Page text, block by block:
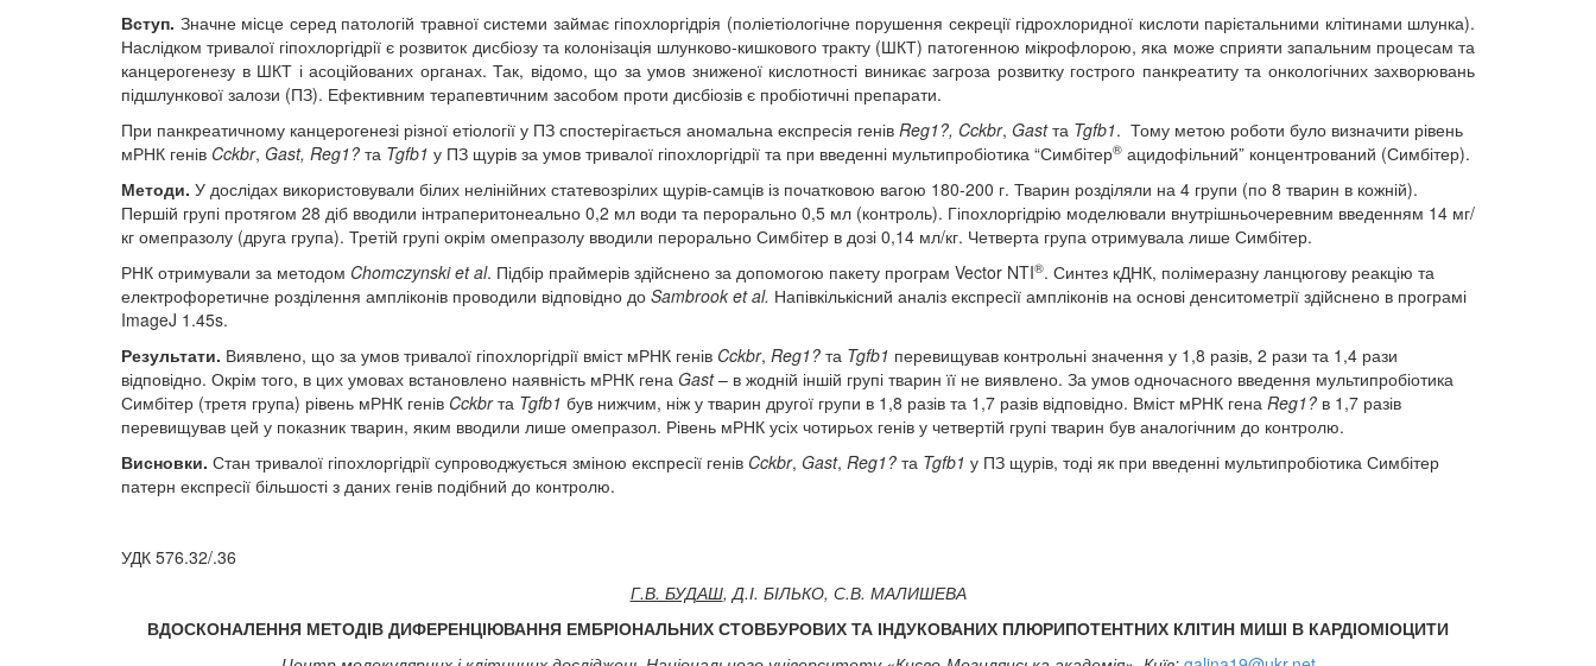
Вступ. Значне місце серед патологій травної системи займає гіпохлоргідрія (поліетіологічне порушення секреції гідрохлоридної кислоти парієтальними клітинами шлунка).
Наслідком тривалої гіпохлоргідрії є розвиток дисбіозу та колонізація шлунково-кишкового тракту (ШКТ) патогенною мікрофлорою, яка може сприяти запальним процесам та
канцерогенезу в ШКТ і асоційованих органах. Так, відомо, що за умов зниженої кислотності виникає загроза розвитку гострого панкреатиту та онкологічних захворювань
підшлункової залози (ПЗ). Ефективним терапевтичним засобом проти дисбіозів є пробіотичні препарати.
При панкреатичному канцерогенезі різної етіології у ПЗ спостерігається аномальна експресія генів Reg1?, Cckbr, Gastта Tgfb1. Тому метою роботи було визначити рівень
мРНК генів Cckbr, Gast, Reg1? та Tgfb1 у ПЗ щурів за умов тривалої гіпохлоргідрії та при введенні мультипробіотика “Симбітер® ацидофільний” концентрований (Симбітер).
Методи. У дослідах використовували білих нелінійних статевозрілих щурів-самців із початковою вагою 180-200 г. Тварин розділяли на 4 групи (по 8 тварин в кожній).
Першій групі протягом 28 діб вводили інтраперитонеально 0,2 мл води та перорально 0,5 мл (контроль). Гіпохлоргідрію моделювали внутрішньочеревним введенням 14 мг/
кг омепразолу (друга група). Третій групі окрім омепразолу вводили перорально Симбітер в дозі 0,14 мл/кг. Четверта група отримувала лише Симбітер.
РНК отримували за методом Chomczynski et al. Підбір праймерів здійснено за допомогою пакету програм Vector NTI®. Синтез кДНК, полімеразну ланцюгову реакцію та
електрофоретичне розділення ампліконів проводили відповідно до Sambrook et al. Напівкількісний аналіз експресії ампліконів на основі денситометрії здійснено в програмі
ImageJ 1.45s.
Результати. Виявлено, що за умов тривалої гіпохлоргідрії вміст мРНК генів Cckbr, Reg1? та Tgfb1 перевищував контрольні значення у 1,8 разів, 2 рази та 1,4 рази
відповідно. Окрім того, в цих умовах встановлено наявність мРНК гена Gast– в жодній іншій групі тварин її не виявлено. За умов одночасного введення мультипробіотика
Симбітер (третя група) рівень мРНК генів Cckbrта Tgfb1 був нижчим, ніж у тварин другої групи в 1,8 разів та 1,7 разів відповідно. Вміст мРНК гена Reg1? в 1,7 разів
перевищував цей у показник тварин, яким вводили лише омепразол. Рівень мРНК усіх чотирьох генів у четвертій групі тварин був аналогічним до контролю.
Висновки. Стан тривалої гіпохлоргідрії супроводжується зміною експресії генів Cckbr, Gast, Reg1? та Tgfb1 у ПЗ щурів, тоді як при введенні мультипробіотика Симбітер
патерн експресії більшості з даних генів подібний до контролю.
УДК 576.32/.36
Г.В. БУДАШ, Д.І. БІЛЬКО, С.В. МАЛИШЕВА
ВДОСКОНАЛЕННЯ МЕТОДІВ ДИФЕРЕНЦІЮВАННЯ ЕМБРІОНАЛЬНИХ СТОВБУРОВИХ ТА ІНДУКОВАНИХ ПЛЮРИПОТЕНТНИХ КЛІТИН МИШІ В КАРДІОМІОЦИТИ